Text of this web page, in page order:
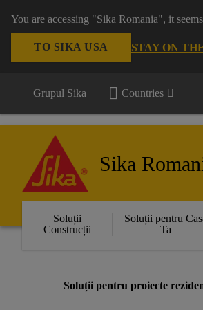
You are accessing "Sika Romania", it
TO SIKA USA STAY ON
Grupul Sika Countries
Sika
Soluții
Construcții
Soluții pentru
Ta
Soluții pentru proiecte